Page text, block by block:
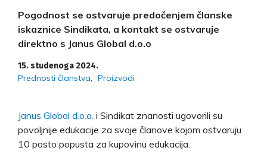
Pogodnost se ostvaruje predočenjem članske
iskaznice Sindikata, a kontakt se ostvaruje
direktno s Janus Global d.o.o
15. studenoga 2024.
Prednosti članstva Proizvodi
Janus Global d.o.o. i Sindikat znanosti ugovorili su
povoljnije edukacije za svoje članove kojom ostvaruju
10 posto popusta za kupovinu edukacija.